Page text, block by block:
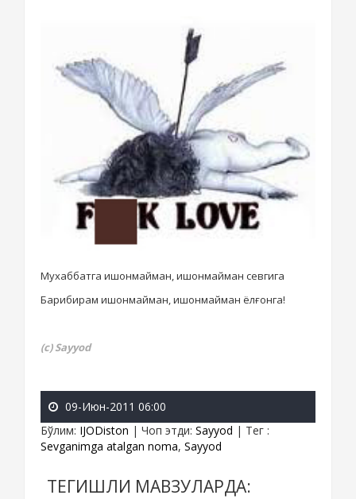
Мухаббатга ишонмайман, ишонмайман севгига
Барибирам ишонмайман, ишонмайман ёлғонга!
(c) Sayyod
09-Июн-2011 06:00
Бўлим: IJODiston | Чоп этди: Sayyod | Тег :
Sevganimga atalgan noma, Sayyod
ТЕГИШЛИ МАВЗУЛАРДА: